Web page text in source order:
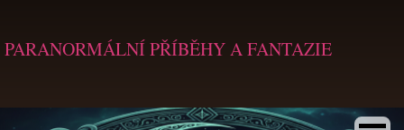
PARANORMÁLNÍ PŘÍBĚHY A FANTAZIE